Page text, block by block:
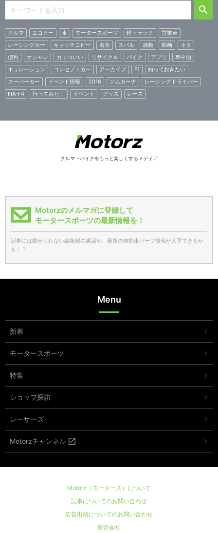
クルマ エコカー 車 モータースポーツ 軽トラック
営業車
レーシングカー
キャッチコピー 名言 スバル 感動 動画
ネタ
便利
オシャレ カッコいい リサイクル バイク アプリ
車中泊
キュレーション
コンセプトカー アーカイブ F1
知っておきたい
スーパーカー
イベント情報 2016 ジムカーナ
レーシングドライバー
FIA-F4
行ってみた！ イベント グッズ レース
クルマ・バイクをもっと楽しくするメディア
Motorzのメルマガに登録して
モータースポーツの最新情報を！
記事には載せられない編集部の裏話や、最新の自動車パーツ情報が入手できるか
も！？
Menu
新着
モータースポーツ
特集
ショップ探訪
レーサーズ
Motorzチャンネル
Motorz（モーターズ）について
記事についてのお問い合わせ
広告出稿についてのお問い合わせ
運営会社